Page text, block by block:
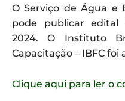
O Serviço de Água e
pode publicar edital
2024. O Instituto
Capacitação – IBFC foi
Clique aqui para ler o